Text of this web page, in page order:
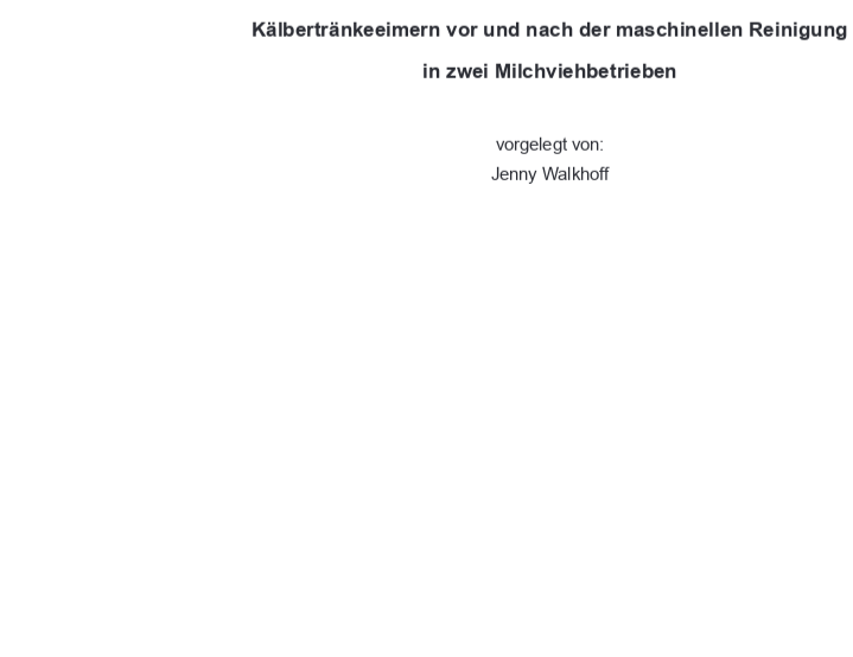
Kälbertränkeeimern vor und nach der maschinellen Reinigung
in zwei Milchviehbetrieben
vorgelegt von:
Jenny Walkhoff